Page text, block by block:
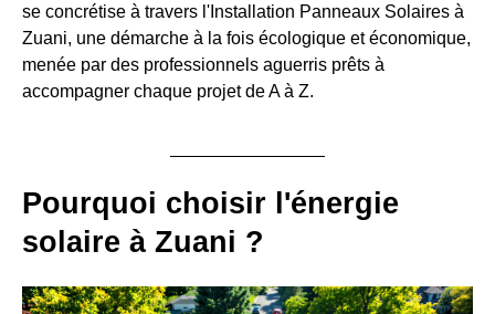
se concrétise à travers l'Installation Panneaux Solaires à
Zuani, une démarche à la fois écologique et économique,
menée par des professionnels aguerris prêts à
accompagner chaque projet de A à Z.
Pourquoi choisir l'énergie
solaire à Zuani ?